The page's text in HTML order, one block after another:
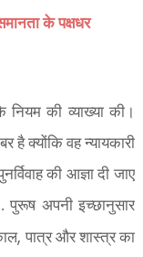
के पक्षधर
की व्याख्या की।
है क्योंकि वह न्यायकारी
की आज्ञा दी जाए
पुरूष अपनीइच्छानुसार
, पात्र और शास्त्र का